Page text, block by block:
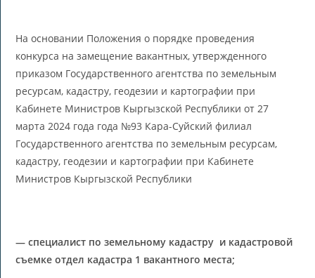
На основании Положения о порядке проведения
конкурса на замещение вакантных, утвержденного
приказом Государственного агентства по земельным
ресурсам, кадастру, геодезии и картографии при
Кабинете Министров Кыргызской Республики от 27
марта 2024 года года №93 Кара-Суйский филиал
Государственного агентства по земельным ресурсам,
кадастру, геодезии и картографии при Кабинете
Министров Кыргызской Республики
— специалист по земельному кадастру и кадастровой
съемке отдел кадастра 1 вакантного места;